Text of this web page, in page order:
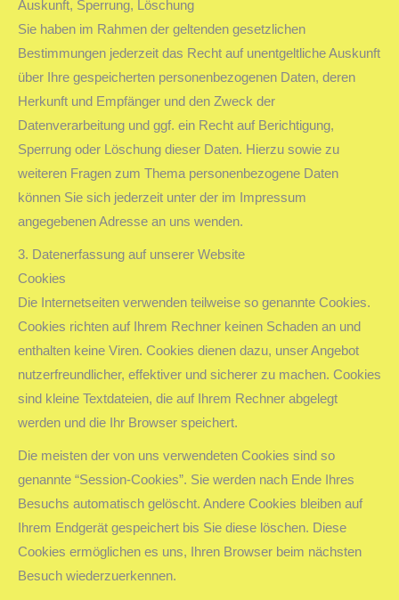
Auskunft, Sperrung, Löschung
Sie haben im Rahmen der geltenden gesetzlichen
Bestimmungen jederzeit das Recht auf unentgeltliche Auskunft
über Ihre gespeicherten personenbezogenen Daten, deren
Herkunft und Empfänger und den Zweck der
Datenverarbeitung und ggf. ein Recht auf Berichtigung,
Sperrung oder Löschung dieser Daten. Hierzu sowie zu
weiteren Fragen zum Thema personenbezogene Daten
können Sie sich jederzeit unter der im Impressum
angegebenen Adresse an uns wenden.
3. Datenerfassung auf unserer Website
Cookies
Die Internetseiten verwenden teilweise so genannte Cookies.
Cookies richten auf Ihrem Rechner keinen Schaden an und
enthalten keine Viren. Cookies dienen dazu, unser Angebot
nutzerfreundlicher, effektiver und sicherer zu machen. Cookies
sind kleine Textdateien, die auf Ihrem Rechner abgelegt
werden und die Ihr Browser speichert.
Die meisten der von uns verwendeten Cookies sind so
genannte “Session-Cookies”. Sie werden nach Ende Ihres
Besuchs automatisch gelöscht. Andere Cookies bleiben auf
Ihrem Endgerät gespeichert bis Sie diese löschen. Diese
Cookies ermöglichen es uns, Ihren Browser beim nächsten
Besuch wiederzuerkennen.